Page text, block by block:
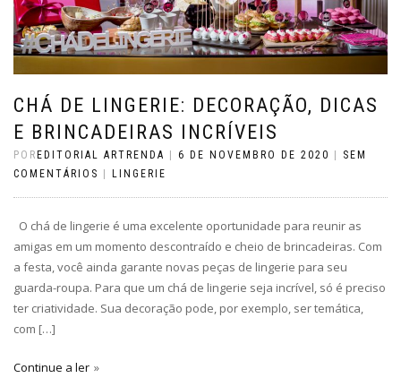
CHÁ DE LINGERIE: DECORAÇÃO, DICAS
E BRINCADEIRAS INCRÍVEIS
POREDITORIAL ARTRENDA | 6 DE NOVEMBRO DE 2020 | SEM
COMENTÁRIOS | LINGERIE
O chá de lingerie é uma excelente oportunidade para reunir as
amigas em um momento descontraído e cheio de brincadeiras. Com
a festa, você ainda garante novas peças de lingerie para seu
guarda-roupa. Para que um chá de lingerie seja incrível, só é preciso
ter criatividade. Sua decoração pode, por exemplo, ser temática,
com […]
Continue a ler